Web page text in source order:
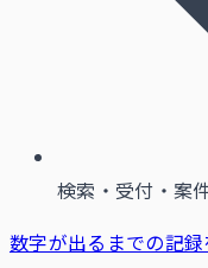
検索・受付・案
数字が出るまでの記録